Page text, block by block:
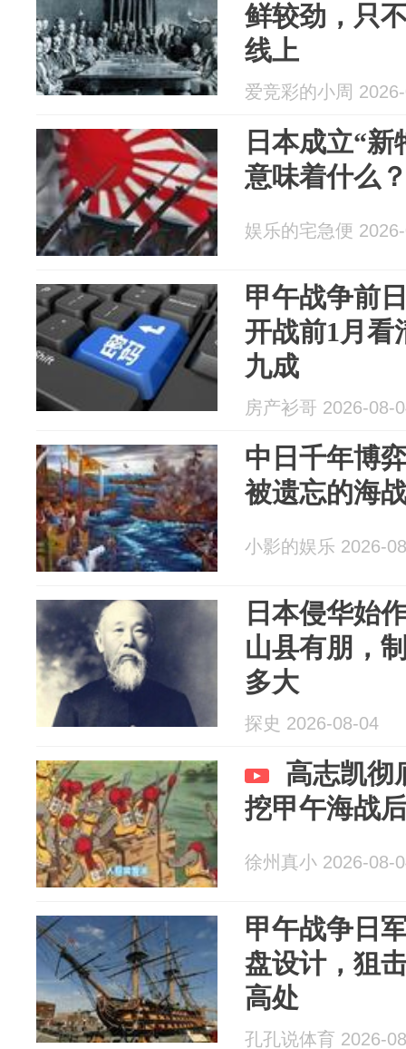
鲜较劲，只
线上
爱竞彩的小周
日本成立“
意味着什么
娱乐的宅急便
甲午战争前
开战前1月看
九成
房产衫哥 2026-08-
中日千年博
被遗忘的海
小影的娱乐 2026-
日本侵华始
山县有朋，
多大
探史 2026-08-04
高志凯彻
挖甲午海战
徐州真小 2026-08-
甲午战争日
盘设计，狙
高处
孔孔说体育 2026-